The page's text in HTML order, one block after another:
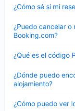
¿Cómo sé si mi
cerrado
¿Puedo cancelar
Booking.com?
cerrado
¿Qué es el código
cerrado
¿Dónde puedo
alojamiento?
cerrado
¿Cómo puedo ver
cerrado